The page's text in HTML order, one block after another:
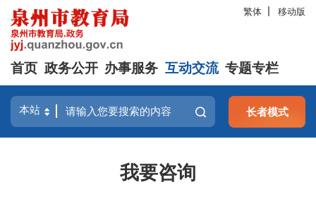
繁体 移动版
首页 政务公开 办事服务 互动交流 专题专栏
长者模式
我要咨询